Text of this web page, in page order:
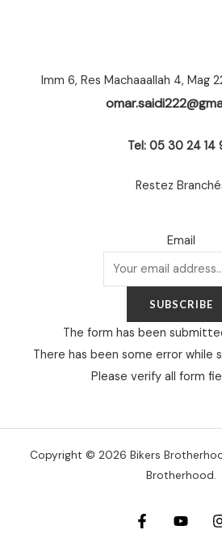
Imm 6, Res Machaaallah 4, Mag
Tel: 05 30 24 14
Restez
Email
SUBSCRIBE
The form has been
There has been some error while
Please verify all form
Copyright © 2026 Bikers
Brotherhood.